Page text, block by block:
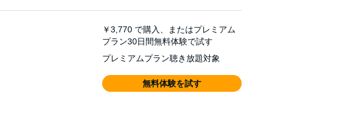
￥3,770 で購入、またはプレミアム
プラン30日間無料体験で試す
プレミアムプラン聴き放題対象
無料体験を試す